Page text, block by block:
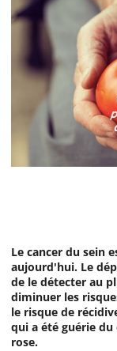
Le cancer du sein
aujourd'hui. Le
de le détecter au
diminuer les
le risque de
qui a été guérie
rose.